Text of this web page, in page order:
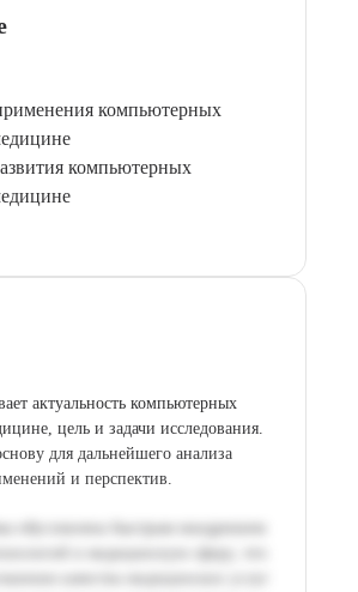
компьютерных
компьютерных
актуальность компьютерных
цель и задачи исследования.
для дальнейшего анализа
и перспектив.